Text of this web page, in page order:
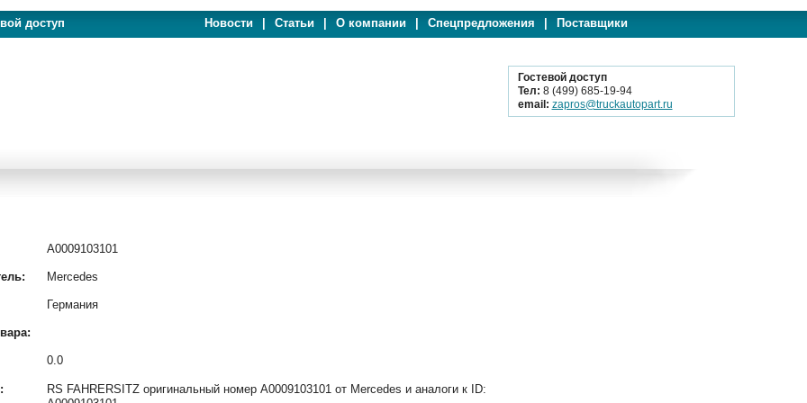
доступ Новости Статьи О компании Спецпредложения Поставщики
Гостевой доступ
Тел: 8 (499) 685-19-94
email: zapros@truckautopart.ru
A0009103101
Mercedes
Германия
0.0
RS FAHRERSITZ оригинальный номер A0009103101 от Mercedes и аналоги к ID: